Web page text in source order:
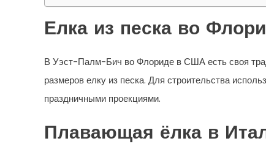
Елка из песка во
В Уэст-Палм-Бич во Флориде в США есть своя
размеров елку из песка. Для строительства
праздничными проекциями.
Плавающая ёлка в